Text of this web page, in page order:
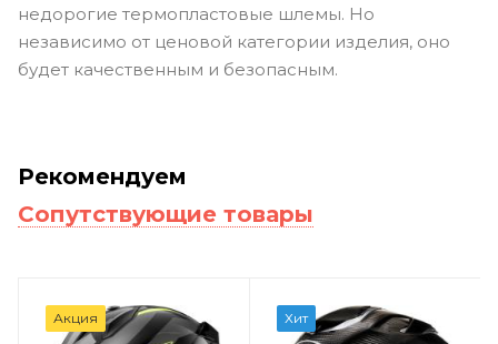
недорогие термопластовые шлемы. Но
независимо от ценовой категории изделия, оно
будет качественным и безопасным.
Рекомендуем
Сопутствующие товары
Акция Хит